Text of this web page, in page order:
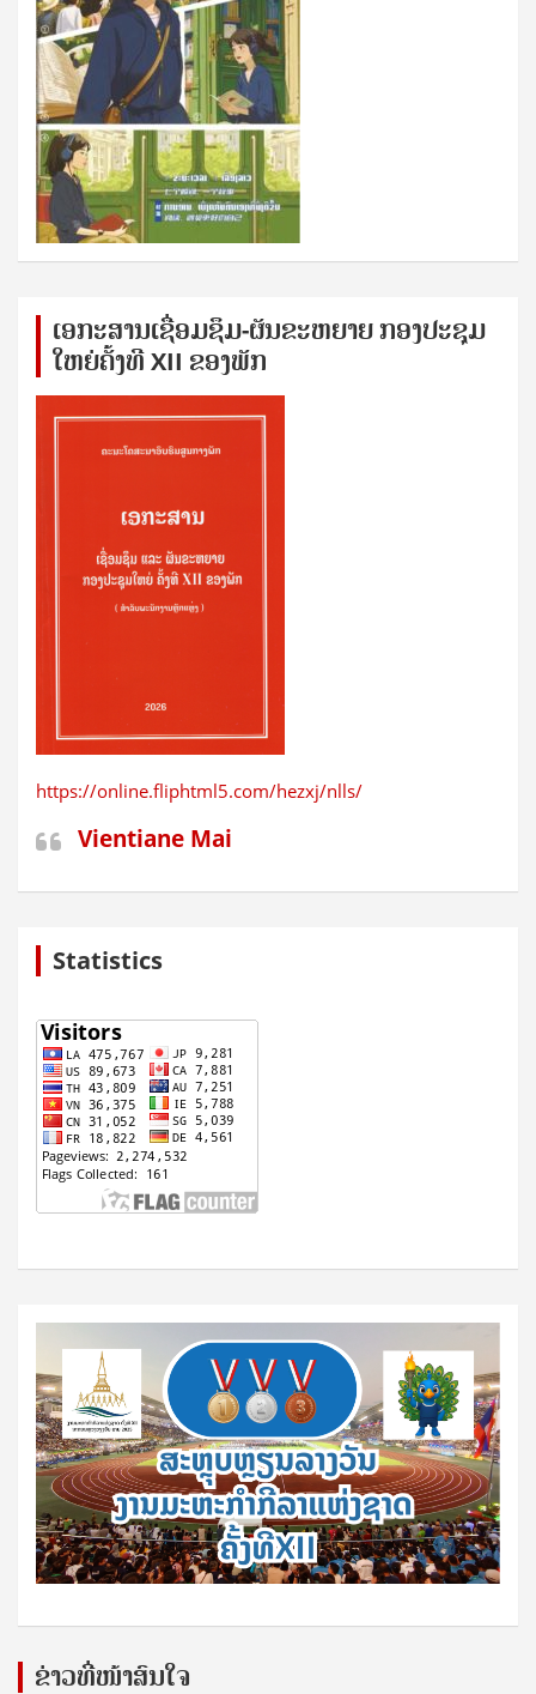
ເອກ​ະ​ສານ​ເຊ​ື່ອມ​ຊ​ຶມ-ຜັນ​ຂະ​ຫ​ຍາຍ ກອງ​ປະ​ຊຸມ​
ໃຫຍ່​ຄັ້ງ​ທີ XII ຂອງ​ພັກ
https://online.fliphtml5.com/hezxj/nlls/
Vientiane Mai
Statistics
ຂ່າວທີ່ໜ້າສົນໃຈ